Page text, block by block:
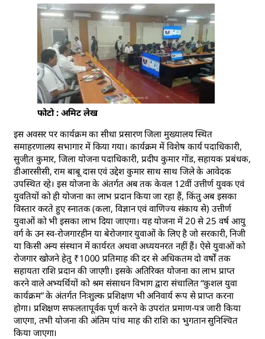
फोटो : अमिट लेख
इस अवसर पर कार्यक्रम का सीधा प्रसारण जिला मुख्यालय स्थित
समाहरणालय सभागार में किया गया। कार्यक्रम में विशेष कार्य पदाधिकारी,
सुजीत कुमार, जिला योजना पदाधिकारी, प्रदीप कुमार गोंड, सहायक प्रबंधक,
डीआरसीसी, राम बाबू दास एवं उद्देश कुमार साथ साथ जिले के आवेदक
उपस्थित रहे। इस योजना के अंतर्गत अब तक केवल 12वीं उत्तीर्ण युवक एवं
युवतियों को ही योजना का लाभ प्रदान किया जा रहा हैं, किंतु अब इसका
विस्तार करते हुए स्नातक (कला, विज्ञान एवं वाणिज्य संकाय से) उत्तीर्ण
युवाओं को भी इसका लाभ दिया जाएगा। यह योजना में 20 से 25 वर्ष आयु
वर्ग के उन स्व-रोजगारहीन या बेरोजगार युवाओं के लिए है जो सरकारी, निजी
या किसी अन्य संस्थान में कार्यरत अथवा अध्ययनरत नहीं हैं। ऐसे युवाओं को
रोजगार खोजने हेतु ₹1000 प्रतिमाह की दर से अधिकतम दो वर्षों तक
सहायता राशि प्रदान की जाएगी। इसके अतिरिक्त योजना का लाभ प्राप्त
करने वाले अभ्यर्थियों को श्रम संसाधन विभाग द्वारा संचालित “कुशल युवा
कार्यक्रम” के अंतर्गत निःशुल्क प्रशिक्षण भी अनिवार्य रूप से प्राप्त करना
होगा। प्रशिक्षण सफलतापूर्वक पूर्ण करने के उपरांत प्रमाण-पत्र जारी किया
जाएगा, तभी योजना की अंतिम पांच माह की राशि का भुगतान सुनिश्चित
किया जाएगा।